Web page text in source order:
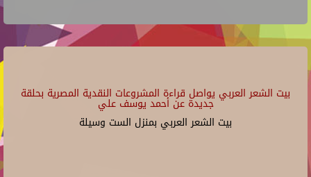
بيت الشعر العربي يواصل قراءة المشروعات النقدية المصرية بحلقة
جديدة عن أحمد يوسف علي
بيت الشعر العربي بمنزل الست وسيلة